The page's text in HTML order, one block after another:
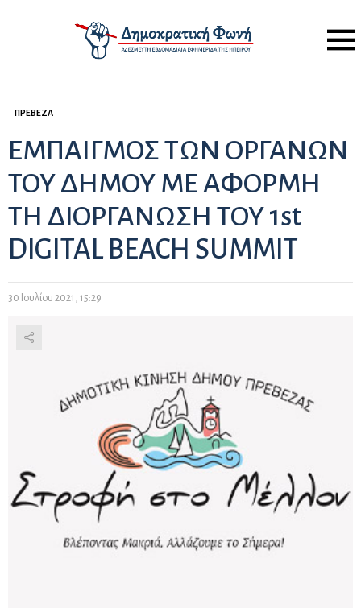
Menu
ΠΡΈΒΕΖΑ
ΕΜΠΑΙΓΜΟΣ ΤΩΝ ΟΡΓΑΝΩΝ
ΤΟΥ ΔΗΜΟΥ ΜΕ ΑΦΟΡΜΗ
ΤΗ ΔΙΟΡΓΑΝΩΣΗ ΤΟΥ 1st
DIGITAL BEACH SUMMIT
30 Ιουλίου 2021, 15:29